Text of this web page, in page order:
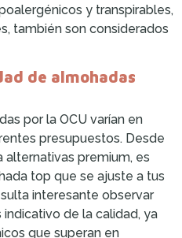
y transpirables,
también son considerados
de almohadas
por la OCU varían en
presupuestos. Desde
premium, es
top que se ajuste a tus
interesante observar
de la calidad, ya
que superan en